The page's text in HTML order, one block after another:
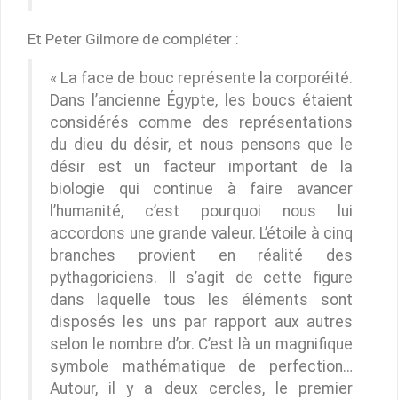
Et Peter Gilmore de compléter :
« La face de bouc représente la corporéité.
Dans l’ancienne Égypte, les boucs étaient
considérés comme des représentations
du dieu du désir, et nous pensons que le
désir est un facteur important de la
biologie qui continue à faire avancer
l’humanité, c’est pourquoi nous lui
accordons une grande valeur. L’étoile à cinq
branches provient en réalité des
pythagoriciens. Il s’agit de cette figure
dans laquelle tous les éléments sont
disposés les uns par rapport aux autres
selon le nombre d’or. C’est là un magnifique
symbole mathématique de perfection…
Autour, il y a deux cercles, le premier